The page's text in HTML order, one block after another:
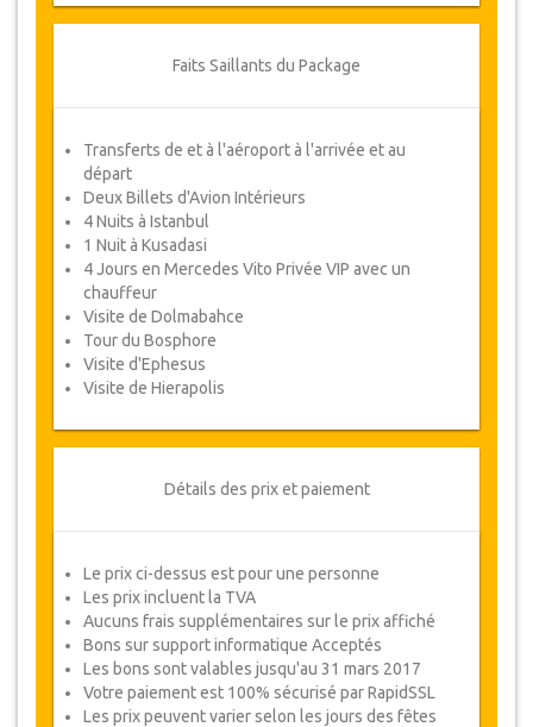
Nuitées 3
Boutique Hotel à Kusadasi
Nuitées 4 & 5
2 Nuits
Hôtels 5* et Hôtels de Luxe à
Sultanahmet
Petit Déjeuner Inclus
Le luxueux Levni Hotel & Spa ou le Sura
Hagia Sophia Hotel
pour plus d'une personne, veuillez noter que
pour :
deux lits
4 personnes – Deux chambres double/à
5 personnes – Une chambre double et
Une chambre triple
6 personnes – Deux chambres triples
Si vous avez besoin d’options de chambre
différentes, tels qu’une chambre familiale
ou des chambres séparées, veuillez
cliquer sur le lien" poser une question", en
bas à droite de cette page.
Faits Saillants du Package
Transferts de et à l'aéroport à l'arrivée et au
départ
Deux Billets d'Avion Intérieurs
4 Nuits à Istanbul
1 Nuit à Kusadasi
4 Jours en Mercedes Vito Privée VIP avec un
chauffeur
Visite de Dolmabahce
Tour du Bosphore
Visite d'Ephesus
Visite de Hierapolis
Détails des prix et paiement
Le prix ci-dessus est pour une personne
Les prix incluent la TVA
Aucuns frais supplémentaires sur le prix affiché
Bons sur support informatique Acceptés
Les bons sont valables jusqu'au 31 mars 2017
Votre paiement est 100% sécurisé par RapidSSL
Les prix peuvent varier selon les jours des fêtes